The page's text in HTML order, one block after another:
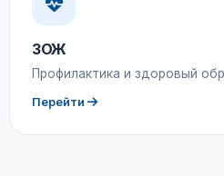
ЗОЖ
Профилактика и здоровый
Перейти